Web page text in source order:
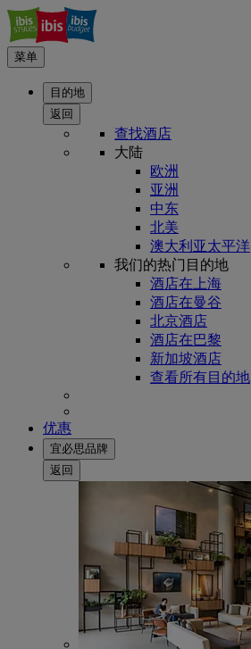
菜单
目的地
返回
查找酒店
大陆
欧洲
亚洲
中东
北美
澳大利亚太平洋
我们的热门目的地
酒店在上海
酒店在曼谷
北京酒店
酒店在巴黎
新加坡酒店
查看所有目的地
优惠
宜必思品牌
返回